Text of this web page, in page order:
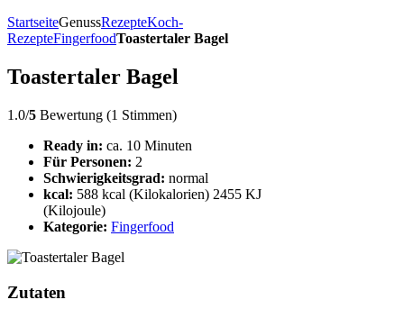
StartseiteGenussRezepteKoch-
RezepteFingerfoodToastertaler Bagel
Toastertaler Bagel
1.0/5 Bewertung (1 Stimmen)
Ready in: ca. 10 Minuten
Für Personen: 2
Schwierigkeitsgrad: normal
kcal: 588 kcal (Kilokalorien) 2455 KJ
(Kilojoule)
Kategorie: Fingerfood
Zutaten